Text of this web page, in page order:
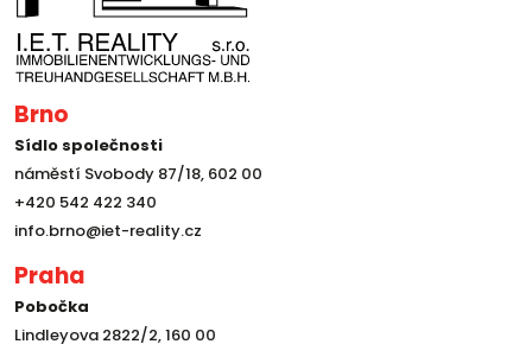
Brno
Sídlo společnosti
náměstí Svobody 87/18, 602 00
+420 542 422 340
info.brno@iet-reality.cz
Praha
Pobočka
Lindleyova 2822/2, 160 00